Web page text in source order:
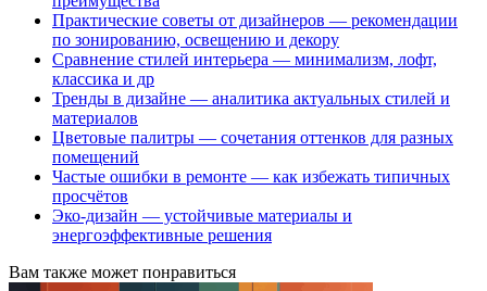
Практические советы от дизайнеров — рекомендации
по зонированию, освещению и декору
Сравнение стилей интерьера — минимализм, лофт,
классика и др
Тренды в дизайне — аналитика актуальных стилей и
материалов
Цветовые палитры — сочетания оттенков для разных
помещений
Частые ошибки в ремонте — как избежать типичных
просчётов
Эко-дизайн — устойчивые материалы и
энергоэффективные решения
Вам также может понравиться